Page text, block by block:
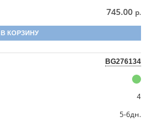
745.00 р.
В КОРЗИНУ
BG276134
4
5-6дн.